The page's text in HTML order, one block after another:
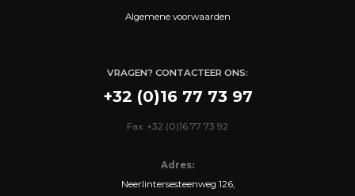
Algemene voorwaarden
VRAGEN? CONTACTEER ONS:
+32 (0)16 77 73 97
Fax: +32 (0)16 77 73 92
Adres:
Neerlintersesteenweg 126,